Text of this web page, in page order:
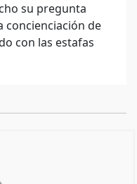
su pregunta
concienciación de
con las estafas